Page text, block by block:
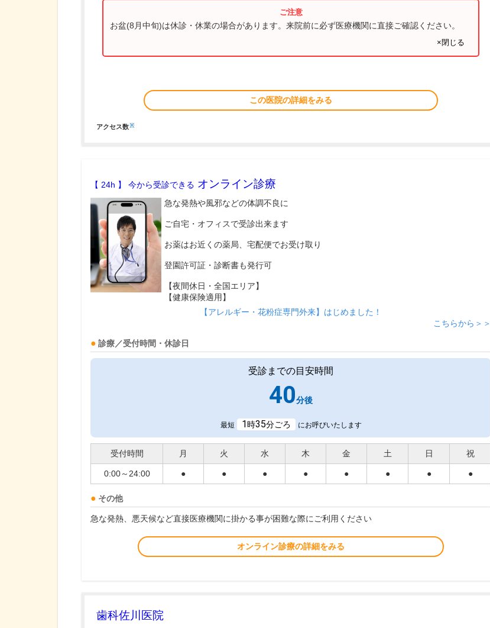
お盆(8月中旬)は休診・休業の場合があります。来院前に必ず医療機関に直接ご確認ください。
×閉じる
この医院の詳細をみる
アクセス数※
【 24h 】 今から受診できる オンライン診療
急な発熱や風邪などの体調不良に
ご自宅・オフィスで受診出来ます
お薬はお近くの薬局、宅配便でお受け取り
登園許可証・診断書も発行可
【夜間休日・全国エリア】
【健康保険適用】
【アレルギー・花粉症専門外来】はじめました！
こちらから＞＞
診療／受付時間・休診日
受診までの目安時間
40分後
最短 1時35分ごろ にお呼びいたします
受付時間 月 火 水 木 金 土 日 祝
0:00～24:00 ● ● ● ● ● ● ● ●
その他
急な発熱、悪天候など直接医療機関に掛かる事が困難な際にご利用ください
オンライン診療の詳細をみる
歯科佐川医院